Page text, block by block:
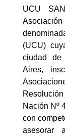
UCU
(UCU)
ciudad de
Aires,
Nación Nº
con
asesorar